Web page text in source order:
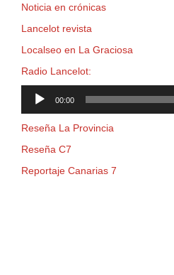
Noticia en crónicas
Lancelot revista
Localseo en La Graciosa
Radio Lancelot:
Reproductor
00:00
Reseña La Provincia
Reseña C7
Reportaje Canarias 7